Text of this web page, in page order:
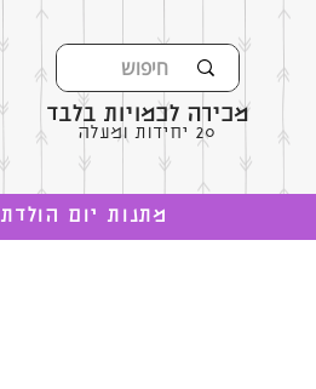
מכירה לכמויות בלבד
20 יחידות ומעלה
מתנות יום הולדת